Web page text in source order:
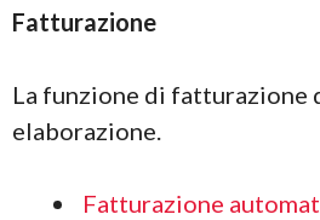
Fatturazione
La funzione di fatturazione
elaborazione.
Fatturazione